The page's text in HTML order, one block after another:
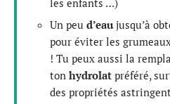
Un peu d’eau jusqu’à
pour éviter les
! Tu peux aussi la
ton hydrolat préféré,
des propriétés